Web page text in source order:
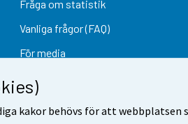
kakor behövs för att
Fråga om statistik
Vanliga frågor (FAQ)
För media